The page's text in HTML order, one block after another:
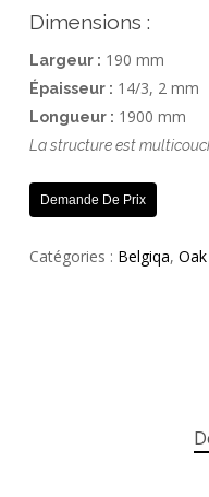
Dimensions :
Largeur : 190 mm
Épaisseur : 14/3, 2 mm
Longueur : 1900 mm
La structure est
Demande De Prix
Catégories : Belgiqa,